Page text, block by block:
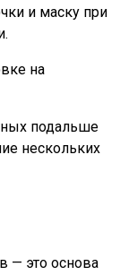
и маску при
на
подальше
нескольких
— это основа